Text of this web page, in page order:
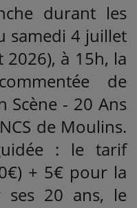
durant les
samedi 4 juillet
à 15h, la
de
Scène - 20 Ans
de Moulins.
: le tarif
+ 5€ pour la
ses 20 ans, le